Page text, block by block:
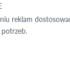
reklam